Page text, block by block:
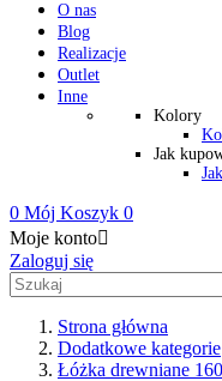
O nas
Blog
Realizacje
Outlet
Inne
Kolory
Jak
0 Mój Koszyk 0
Moje konto
Zaloguj się
Strona główna
Dodatkowe kategorie
Łóżka drewniane